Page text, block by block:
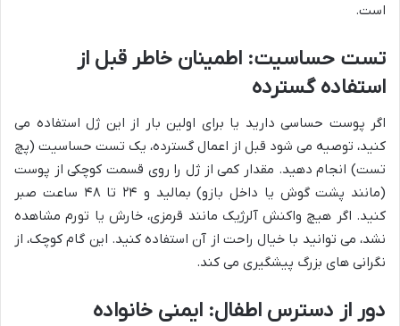
است.
تست حساسیت: اطمینان خاطر قبل از
استفاده گسترده
اگر پوست حساسی دارید یا برای اولین بار از این ژل استفاده می
کنید، توصیه می شود قبل از اعمال گسترده، یک تست حساسیت (پچ
تست) انجام دهید. مقدار کمی از ژل را روی قسمت کوچکی از پوست
(مانند پشت گوش یا داخل بازو) بمالید و ۲۴ تا ۴۸ ساعت صبر
کنید. اگر هیچ واکنش آلرژیک مانند قرمزی، خارش یا تورم مشاهده
نشد، می توانید با خیال راحت از آن استفاده کنید. این گام کوچک، از
نگرانی های بزرگ پیشگیری می کند.
دور از دسترس اطفال: ایمنی خانواده